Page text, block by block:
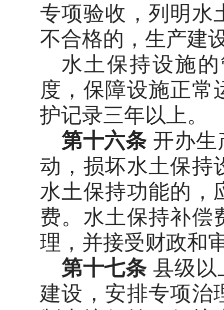
专项验收，列明水
不合格的，生产建
水土保持设施
度，保障设施正常
护记录三年以上。
第十六条 开办生
动，损坏水土保持
水土保持功能的，
费。水土保持补偿
理，并接受财政和
第十七条 县级以
建设，安排专项治